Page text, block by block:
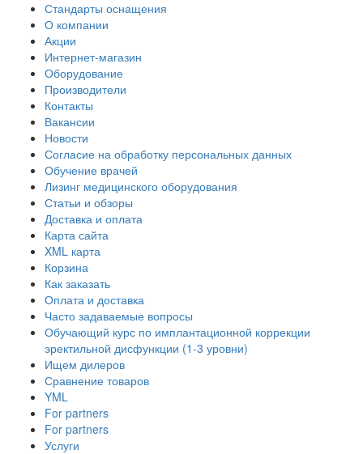
Стандарты оснащения
О компании
Акции
Интернет-магазин
Оборудование
Производители
Контакты
Вакансии
Новости
Согласие на обработку персональных данных
Обучение врачей
Лизинг медицинского оборудования
Статьи и обзоры
Доставка и оплата
Карта сайта
XML карта
Корзина
Как заказать
Оплата и доставка
Часто задаваемые вопросы
Обучающий курс по имплантационной коррекции
эректильной дисфункции (1-3 уровни)
Ищем дилеров
Сравнение товаров
YML
For partners
For partners
Услуги